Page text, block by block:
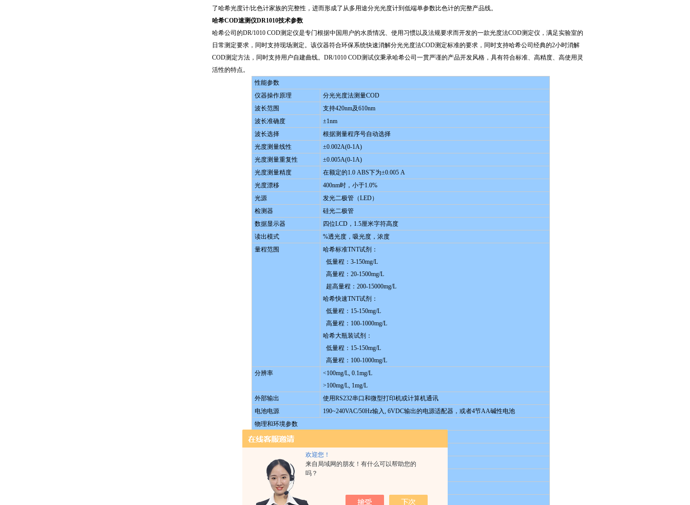
欢迎您！
来自局域网的朋友！有什么可以帮助您的
吗？
了哈希光度计/比色计家族的完整性，进而形成了从多用途分光光度计到低端单参数比色计的完整产品线。
哈希COD速测仪DR1010技术参数
哈希公司的DR/1010 COD测定仪是专门根据中国用户的水质情况、使用习惯以及法规要求而开发的一款光度法COD测定仪，满足实验室的
日常测定要求，同时支持现场测定。该仪器符合环保系统快速消解分光光度法COD测定标准的要求，同时支持哈希公司经典的2小时消解
COD测定方法，同时支持用户自建曲线。DR/1010 COD测试仪秉承哈希公司一贯严谨的产品开发风格，具有符合标准、高精度、高使用灵
活性的特点。
性能参数
仪器操作原理
分光光度法测量COD
波长范围
支持420nm及610nm
波长准确度
±1nm
波长选择
根据测量程序号自动选择
光度测量线性
±0.002A(0-1A)
光度测量重复性
±0.005A(0-1A)
光度测量精度
在额定的1.0 ABS下为±0.005 A
光度漂移
400nm时，小于1.0%
光源
发光二极管（LED）
检测器
硅光二极管
数据显示器
四位LCD，1.5厘米字符高度
读出模式
%透光度，吸光度，浓度
量程范围
哈希标准TNT试剂：
低量程：3-150mg/L
高量程：20-1500mg/L
超高量程：200-15000mg/L
哈希快速TNT试剂：
低量程：15-150mg/L
高量程：100-1000mg/L
哈希大瓶装试剂：
低量程：15-150mg/L
高量程：100-1000mg/L
分辨率
<100mg/L, 0.1mg/L
>100mg/L, 1mg/L
外部输出
使用RS232串口和微型打印机或计算机通讯
电池电源
190~240VAC/50Hz输入, 6VDC输出的电源适配器，或者4节AA碱性电池
物理和环境参数
储存温度
操作温度
0到50℃（仅对仪器而言）
操作湿度范围
40℃时为80%相对湿度，无水汽凝结现象
尺寸
仪器重量
环境
设计满足IP41标准